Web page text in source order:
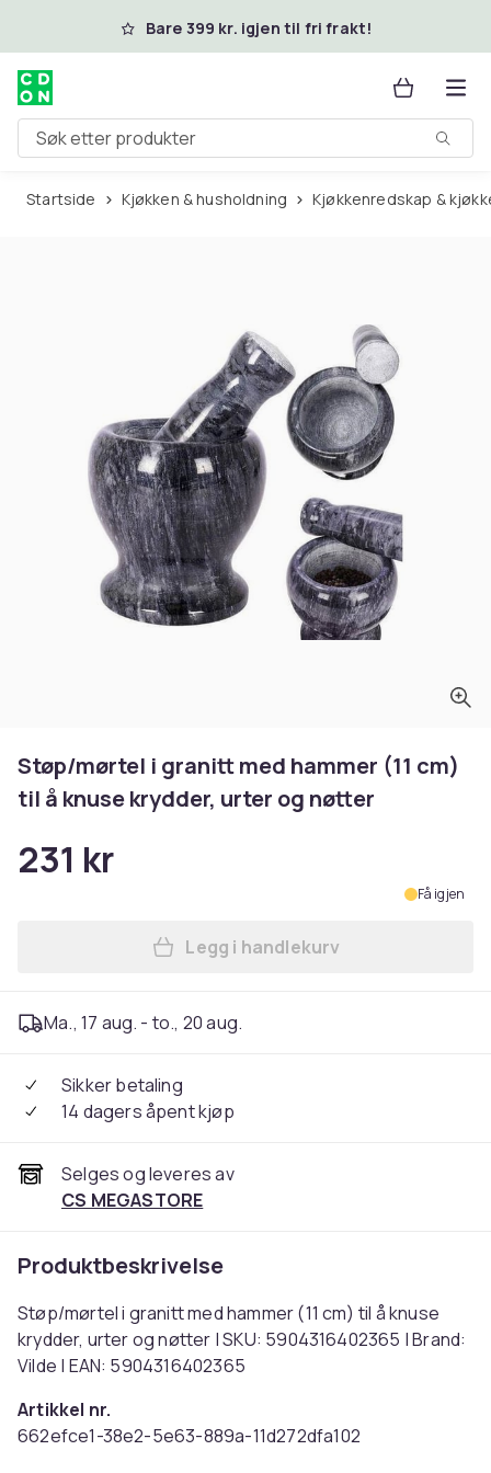
Hopp til hovedinnholdBare 399 kr. igjen til fri frakt!
Søk etter produkter
Startside Kjøkken & husholdning Kjøkkenredskap &
Støp/mørtel i granitt med hammer (11 cm)
til å knuse krydder, urter og nøtter
231 kr
Få igjen
Legg Støp/mørtel i granitt
Legg i handlekurv
Ma., 17 aug. - to., 20 aug.
Sikker betaling
14 dagers åpent kjøp
Selges og leveres av
CS MEGASTORE
Produktbeskrivelse
Støp/mørtel i granitt med hammer (11 cm) til å knuse
krydder, urter og nøtter | SKU: 5904316402365 | Brand:
Vilde | EAN: 5904316402365
Artikkel nr.
662efce1-38e2-5e63-889a-11d272dfa102